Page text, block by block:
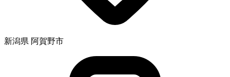
新潟県 阿賀野市